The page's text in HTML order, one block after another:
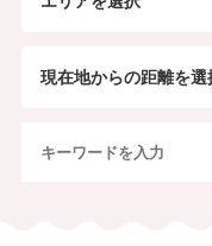
現在地からの距離を選